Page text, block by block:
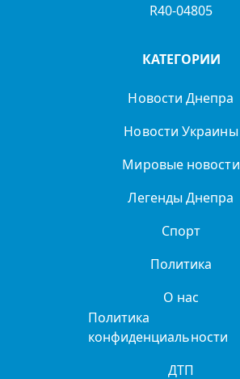
R40-04805
КАТЕГОРИИ
Новости Днепра
Новости Украины
Мировые новости
Легенды Днепра
Спорт
Политика
О нас
Политика
конфиденциальности
ДТП